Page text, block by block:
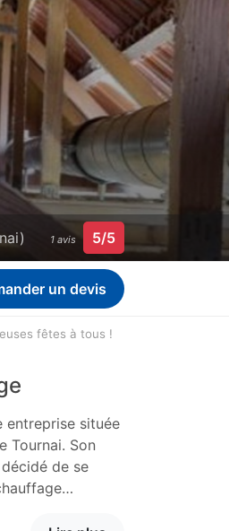
1 avis 5/5
un devis
fêtes à tous !
entreprise située
Tournai. Son
de se